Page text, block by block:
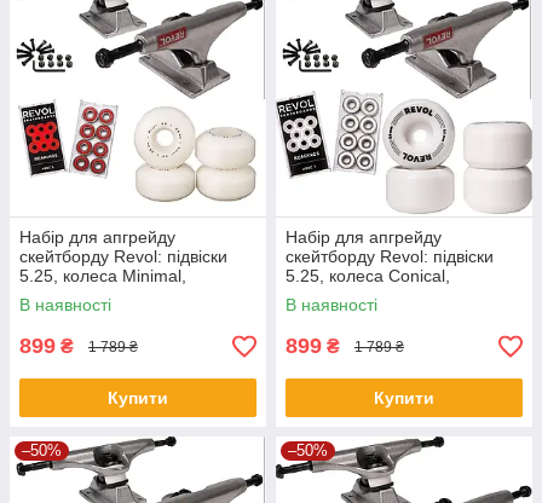
Набір для апгрейду
скейтборду Revol: підвіски
5.25, колеса Minimal,
підшипники ABEC 5, болти
В наявності
899 ₴ 1 789 ₴
Купити
Набір для апгрейду
скейтборду Revol: підвіски
5.25, колеса Conical,
підшипники ABEC 7, болти
В наявності
899 ₴ 1 789 ₴
Купити
–50% –50%